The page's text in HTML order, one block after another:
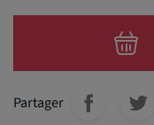
Partager